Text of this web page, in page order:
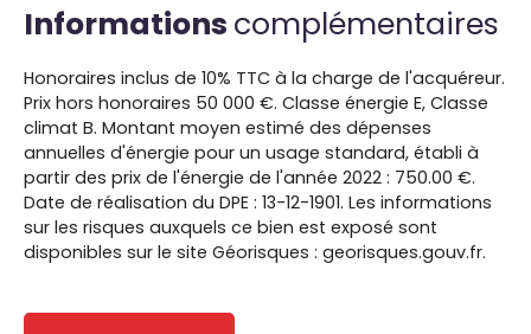
Informations complémentaires
Honoraires inclus de 10% TTC à la charge de l'acquéreur.
Prix hors honoraires 50 000 €. Classe énergie E, Classe
climat B. Montant moyen estimé des dépenses
annuelles d'énergie pour un usage standard, établi à
partir des prix de l'énergie de l'année 2022 : 750.00 €.
Date de réalisation du DPE : 13-12-1901. Les informations
sur les risques auxquels ce bien est exposé sont
disponibles sur le site Géorisques : georisques.gouv.fr.